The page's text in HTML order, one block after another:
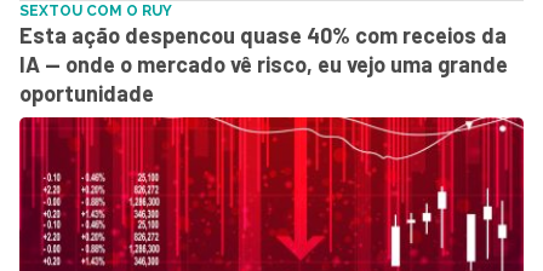
SEXTOU COM O RUY
Esta ação despencou quase 40% com receios da
IA — onde o mercado vê risco, eu vejo uma grande
oportunidade